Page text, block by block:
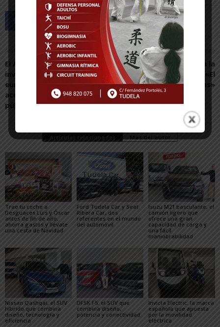
Artículo anterior
El Ayuntamiento de Ablitas
invierte más de 200.000
euros en mejorar la
accesibilidad al colegio
público
Artículo siguiente
Santi Lorente aúna la
historia y la fantasía en «El
triángulo de las Bardenas»
Trae tu coche a
Desguaces Luis y Óscar
antes de fin de año,
ahorra gastos y llévate
una cesta de Navidad
Ford Tudela Car y Seat
Ribera Car, dos
referentes en el mundo
del automóvil
Isuzu M21 basculante, el
camión ligero que
ofrece una gran
capacidad de carga y
una fácil
maniobrabilidad
Nissan Qashqai, el SUV
híbrido que combina
diseño, tecnología y
eficiencia
DFSK F5: el SUV que
combina diseño,
potencia y conectividad
Invicta Electric: la marca
española que apuesta
por la movilidad
eléctrica